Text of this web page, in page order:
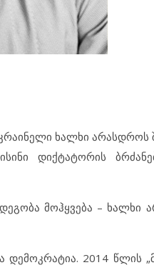
ხალხი არასდროს
დიქტატორის
მოჰყვება – ხალხი
2014 წლის